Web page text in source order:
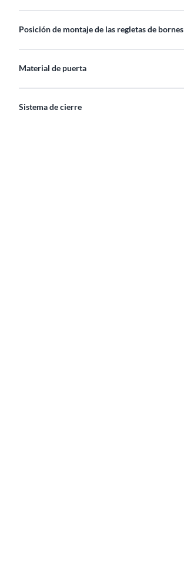
Posición de montaje de las regletas de bornes
Material de puerta
Sistema de cierre